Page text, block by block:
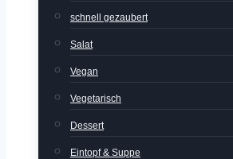
schnell gezaubert
Salat
Vegan
Vegetarisch
Dessert
Eintopf & Suppe